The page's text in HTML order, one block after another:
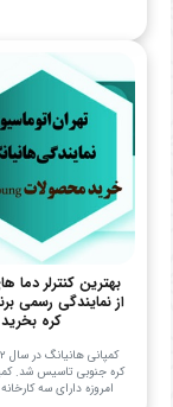
بهترین کنترلر دما
از نمایندگی رسمی
کره بخرید
کره جنوبی تاسیس شد.
امروزه دارای سه